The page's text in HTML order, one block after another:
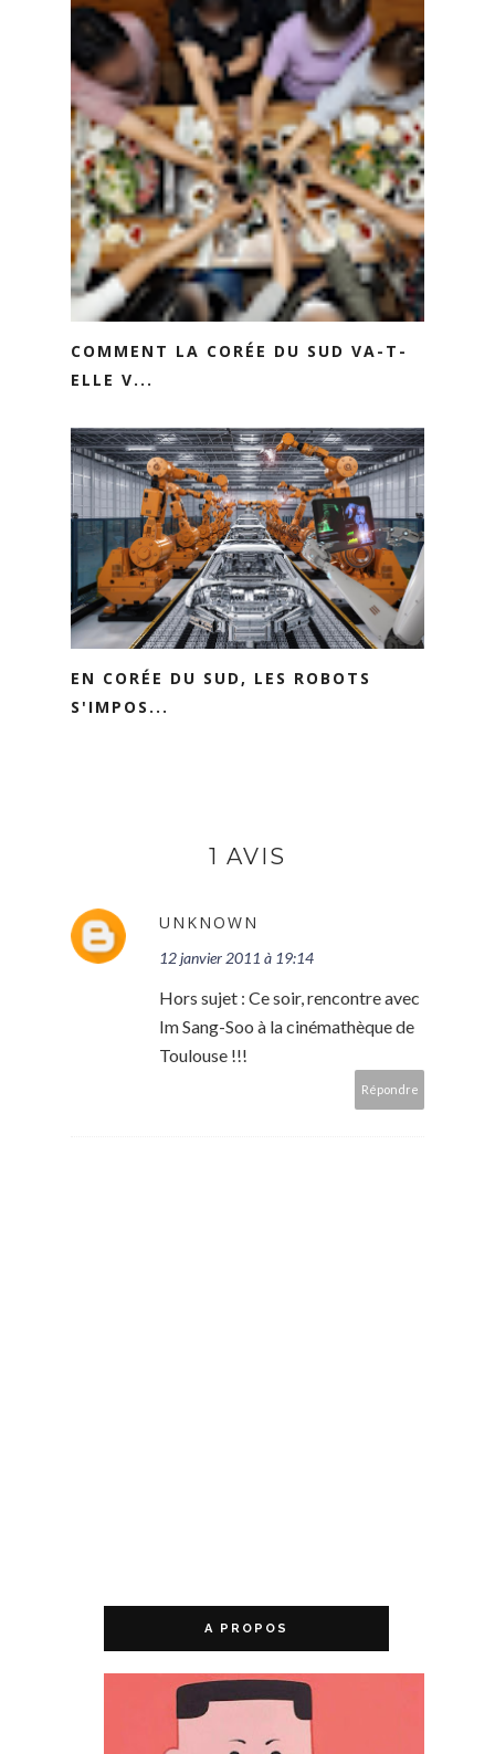
COMMENT LA CORÉE DU SUD VA-T-
ELLE V...
EN CORÉE DU SUD, LES ROBOTS
S'IMPOS...
1 AVIS
UNKNOWN
12 janvier 2011 à 19:14
Hors sujet : Ce soir, rencontre avec
Im Sang-Soo à la cinémathèque de
Toulouse !!!
Répondre
A PROPOS